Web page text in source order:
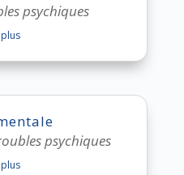
psychiques
psychiques